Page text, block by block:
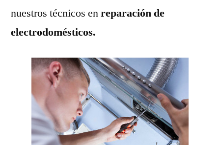
nuestros técnicos enreparación de
electrodomésticos.